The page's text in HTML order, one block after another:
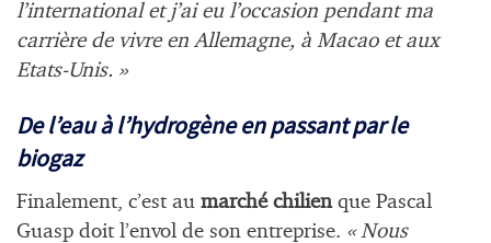
l’international et j’ai eu l’occasion pendant ma
carrière de vivre en Allemagne, à Macao et aux
Etats-Unis. »
De l’eau à l’hydrogène en passant par le
biogaz
Finalement, c’est au marché chilienque Pascal
Guasp doit l’envol de son entreprise. « Nous